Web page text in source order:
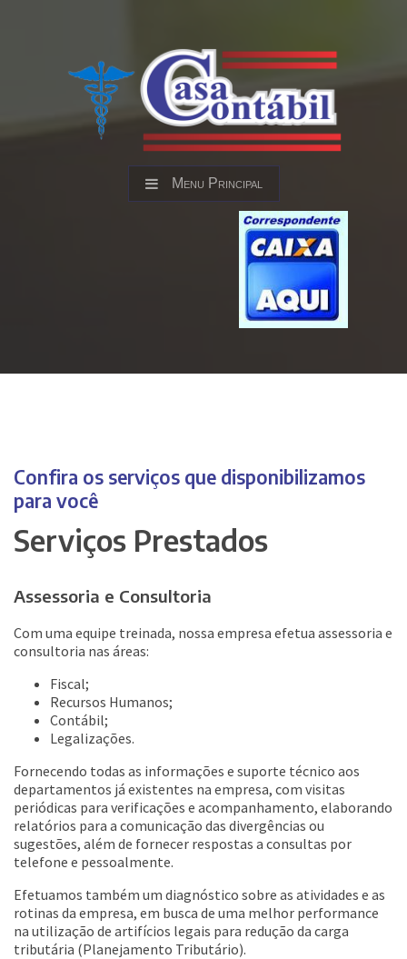
Menu Principal
Confira os serviços que disponibilizamos
para você
Serviços Prestados
Assessoria e Consultoria
Com uma equipe treinada, nossa empresa efetua assessoria e
consultoria nas áreas:
Fiscal;
Recursos Humanos;
Contábil;
Legalizações.
Fornecendo todas as informações e suporte técnico aos
departamentos já existentes na empresa, com visitas
periódicas para verificações e acompanhamento, elaborando
relatórios para a comunicação das divergências ou
sugestões, além de fornecer respostas a consultas por
telefone e pessoalmente.
Efetuamos também um diagnóstico sobre as atividades e as
rotinas da empresa, em busca de uma melhor performance
na utilização de artifícios legais para redução da carga
tributária (Planejamento Tributário).